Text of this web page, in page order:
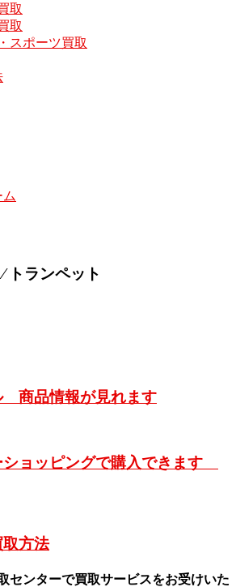
取
取
スポーツ買取
ム
⁄ トランペット
商品情報が見れます
ショッピングで購入できます
方法
センターで買取サービスをお受けいた